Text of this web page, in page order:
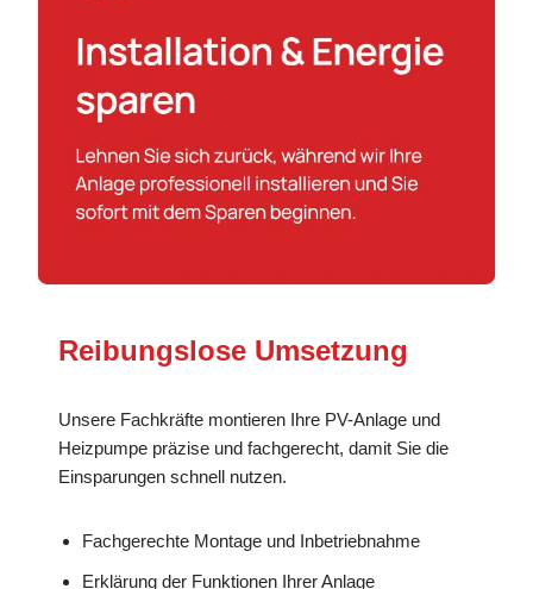
Reibungslose Umsetzung
Unsere Fachkräfte montieren Ihre PV-Anlage und
Heizpumpe präzise und fachgerecht, damit Sie die
Einsparungen schnell nutzen.
Fachgerechte Montage und Inbetriebnahme
Erklärung der Funktionen Ihrer Anlage